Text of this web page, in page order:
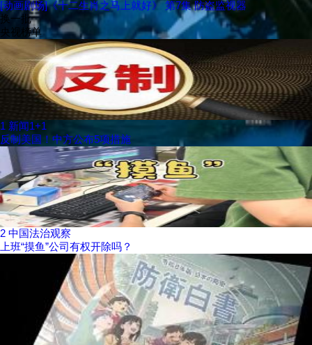
[动画剧场]《十二生肖之马上就好》 第7集 防盗监视器
换一批
央视榜单
1 新闻1+1
反制美国！中方公布5项措施
2 中国法治观察
上班“摸鱼”公司有权开除吗？